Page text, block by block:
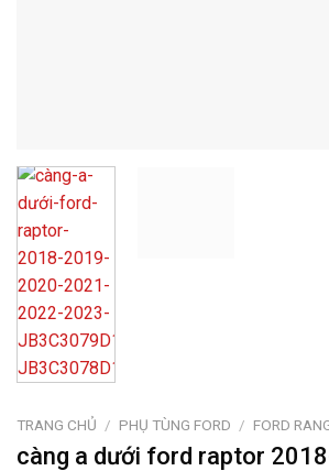
TRANG CHỦ / PHỤ TÙNG FORD / FORD
càng a dưới ford raptor